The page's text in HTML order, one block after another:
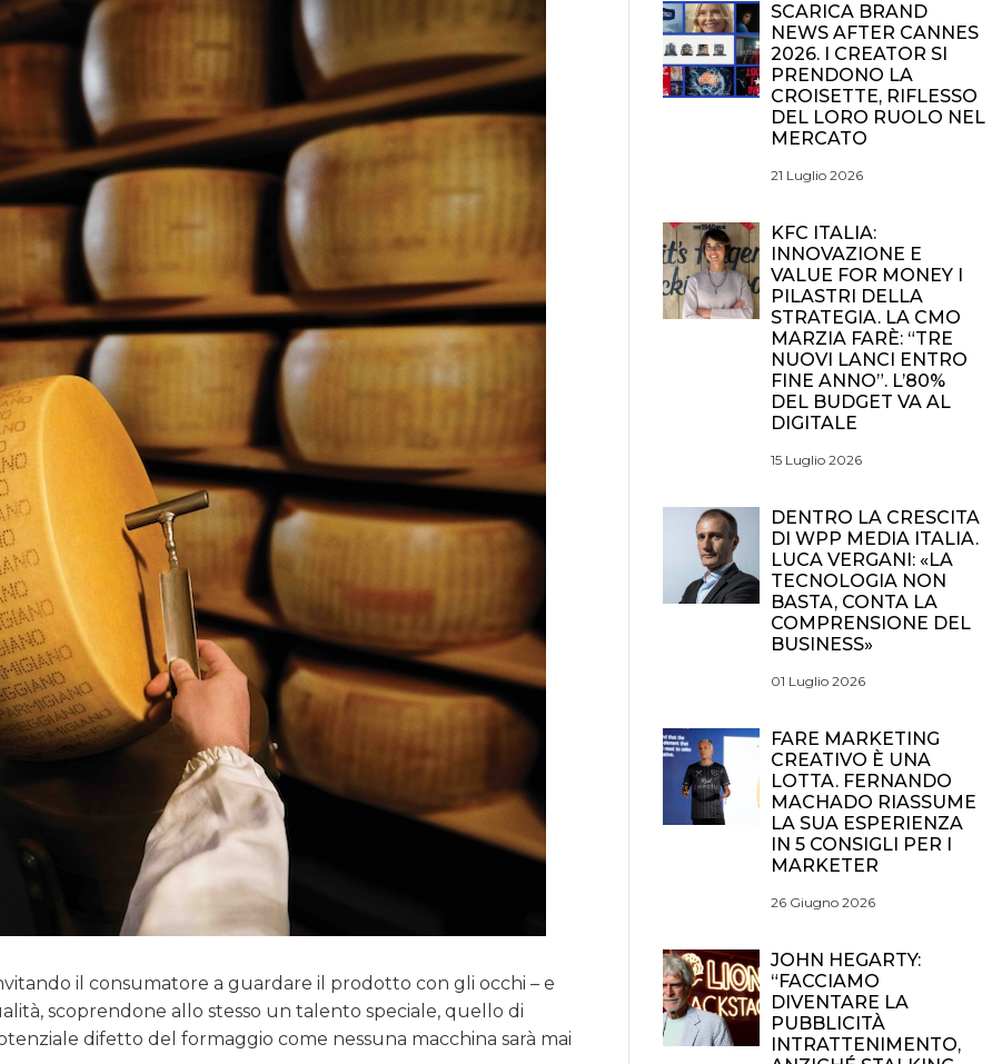
il consumatore a guardare il prodotto con gli occhi – e
scoprendone allo stesso un talento speciale, quello di
difetto del formaggio come nessuna macchina sarà mai
SCARICA BRAND
NEWS AFTER CANNES
2026. I CREATOR SI
PRENDONO LA
CROISETTE, RIFLESSO
DEL LORO RUOLO NEL
MERCATO
21 Luglio 2026
KFC ITALIA:
INNOVAZIONE E
VALUE FOR MONEY I
PILASTRI DELLA
STRATEGIA. LA CMO
MARZIA FARÈ: “TRE
NUOVI LANCI ENTRO
FINE ANNO”. L’80%
DEL BUDGET VA AL
DIGITALE
15 Luglio 2026
DENTRO LA CRESCITA
DI WPP MEDIA ITALIA.
LUCA VERGANI: «LA
TECNOLOGIA NON
BASTA, CONTA LA
COMPRENSIONE DEL
BUSINESS»
01 Luglio 2026
FARE MARKETING
CREATIVO È UNA
LOTTA. FERNANDO
MACHADO RIASSUME
LA SUA ESPERIENZA
IN 5 CONSIGLI PER I
MARKETER
26 Giugno 2026
JOHN HEGARTY:
“FACCIAMO
DIVENTARE LA
PUBBLICITÀ
INTRATTENIMENTO,